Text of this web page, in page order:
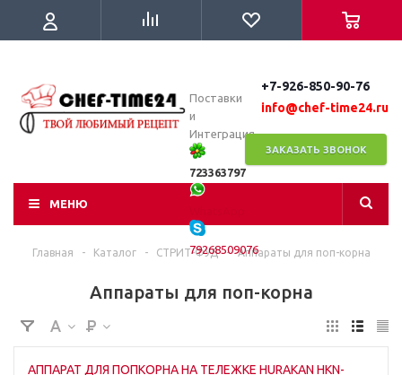
Поставки
и
Интеграция
723363797
79268509076
+7-926-850-90-76
info@chef-time24.ru
ЗАКАЗАТЬ ЗВОНОК
МЕНЮ
Главная - Каталог - СТРИТ-ФУД - Аппараты для поп-корна
Аппараты для поп-корна
АППАРАТ ДЛЯ ПОПКОРНА НА ТЕЛЕЖКЕ HURAKAN HKN-